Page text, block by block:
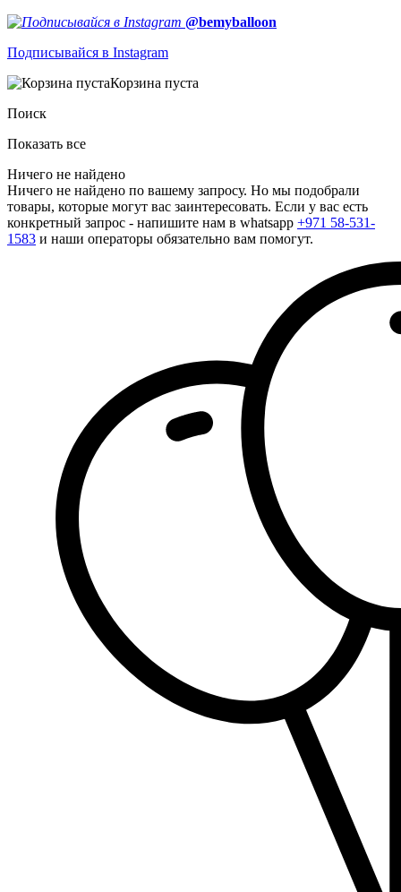
@bemyballoon
Подписывайся в Instagram
Корзина пуста
Поиск
Показать все
Ничего не найдено
Ничего не найдено по вашему запросу. Но мы подобрали
товары, которые могут вас заинтересовать. Если у вас есть
конкретный запрос - напишите нам в whatsapp +971 58-531-
1583 и наши операторы обязательно вам помогут.